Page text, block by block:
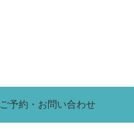
ご予約・お問い合わせ